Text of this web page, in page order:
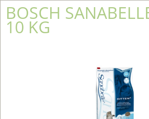
BOSCH
10 KG